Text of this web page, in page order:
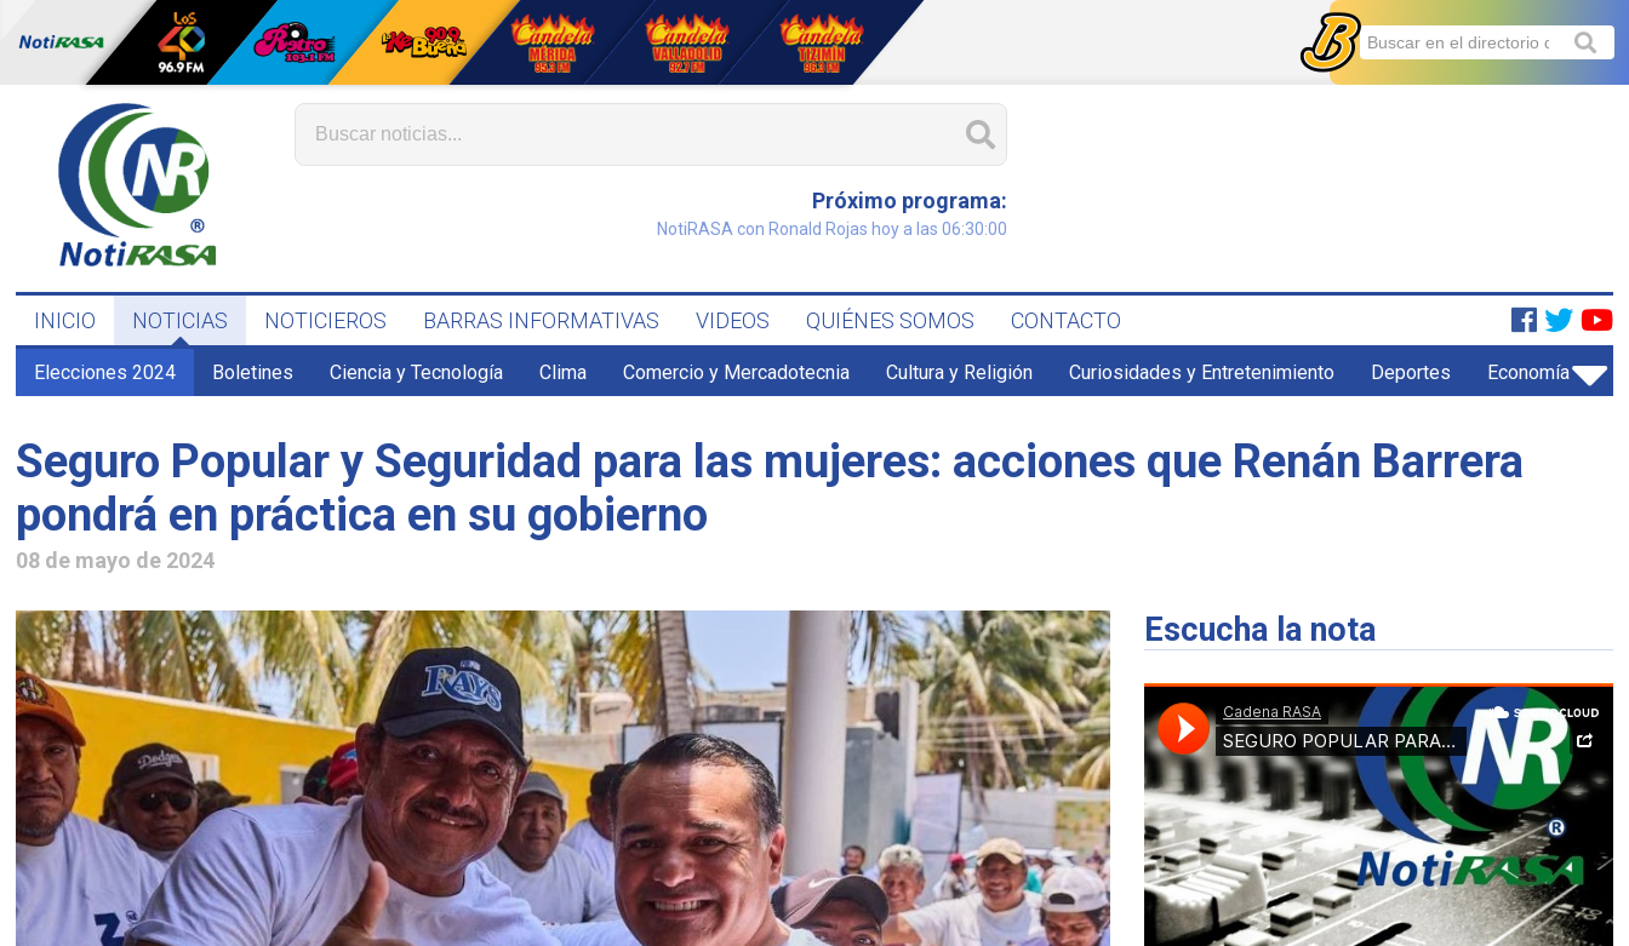
Próximo programa:
NotiRASA con Ronald Rojas hoy a las 06:30:00
INICIO NOTICIAS NOTICIEROS BARRAS INFORMATIVAS VIDEOS QUIÉNES SOMOS CONTACTO
Elecciones 2024 Boletines Ciencia y Tecnología Clima Comercio y Mercadotecnia Cultura y Religión Curiosidades y Entretenimiento Deportes Economía
Seguro Popular y Seguridad para las mujeres: acciones que Renán Barrera
pondrá en práctica en su gobierno
08 de mayo de 2024
Escucha la nota